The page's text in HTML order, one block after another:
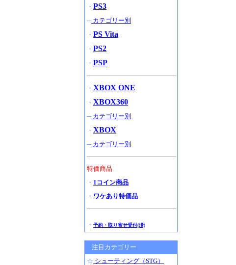
・ PS3
─カテゴリー別
・ PS Vita
・ PS2
・ PSP
・ XBOX ONE
・ XBOX360
─カテゴリー別
・ XBOX
─カテゴリー別
特価商品
・ 1コイン商品
・ ワケあり特価品
・ 予約・取り寄せ受付(済)
注目カテゴリー
☆ シューティング（STG）